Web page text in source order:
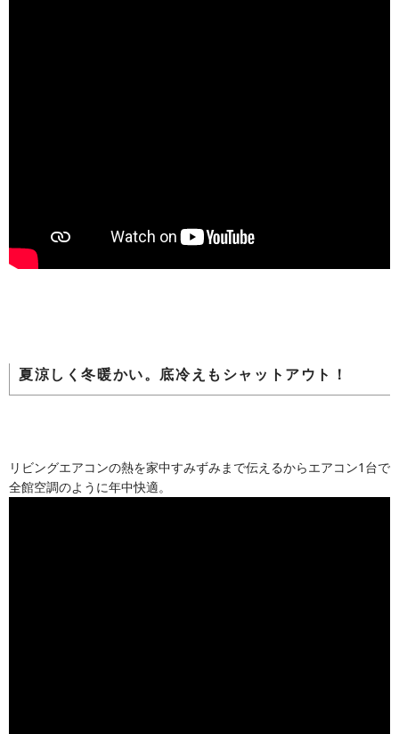
夏涼しく冬暖かい。底冷えもシャットアウト！
リビングエアコンの熱を家中すみずみまで伝えるからエアコン1台で
全館空調のように年中快適。